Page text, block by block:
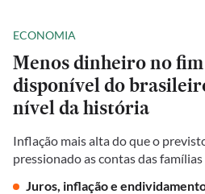
ECONOMIA
Menos dinheiro no
disponível do
nível da história
Inflação mais alta do que o
pressionado as contas das
Juros, inflação e